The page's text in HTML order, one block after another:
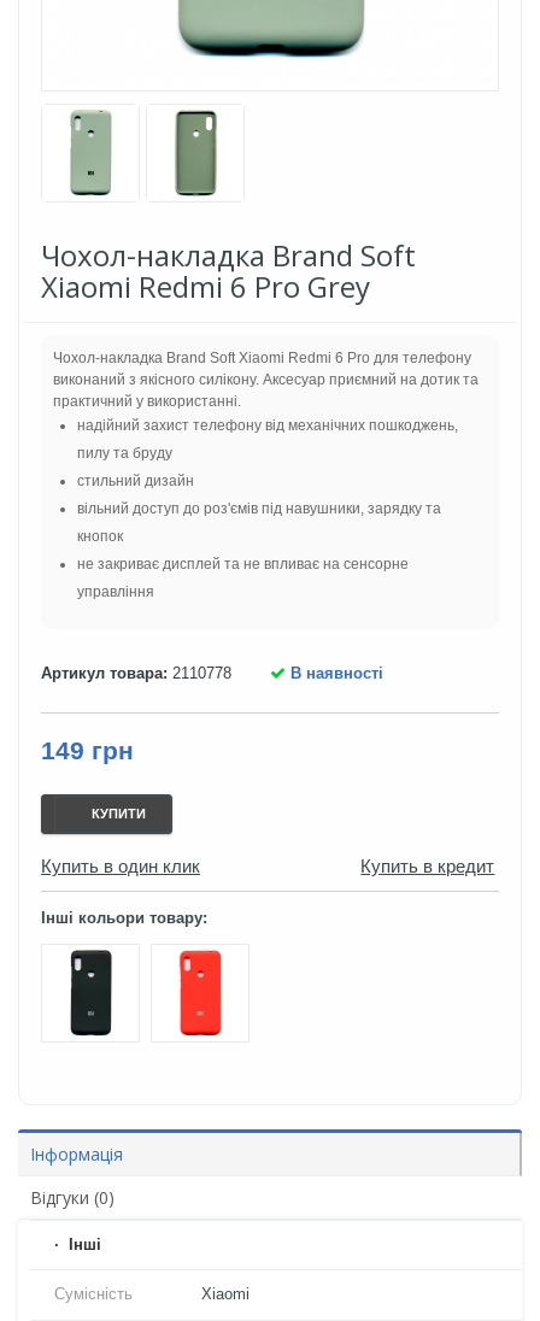
Чохол-накладка Brand Soft
Xiaomi Redmi 6 Pro Grey
Чохол-накладка Brand Soft Xiaomi Redmi 6 Pro для телефону
виконаний з якісного силікону. Аксесуар приємний на дотик та
практичний у використанні.
надійний захист телефону від механічних пошкоджень,
пилу та бруду
стильний дизайн
вільний доступ до роз'ємів під навушники, зарядку та
кнопок
не закриває дисплей та не впливає на сенсорне
управління
Артикул товара: 2110778 В наявності
149 грн
КУПИТИ
Купить в один клик Купить в кредит
Інші кольори товару:
Інформація
Відгуки (0)
Iнші
Сумісність Xiaomi